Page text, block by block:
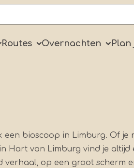
Routes Overnachten Plan
een bioscoop in Limburg. Of je
Hart van Limburg vind je altijd
verhaal, op een groot scherm